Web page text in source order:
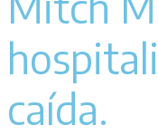
caída.